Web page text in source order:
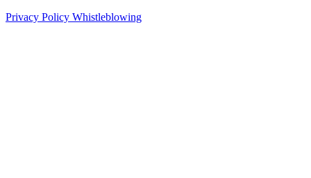
Privacy Policy Whistleblowing